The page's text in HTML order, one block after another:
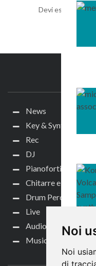
Noi
Noi
di
Devi essere
News
Key & Synth
Rec
DJ
Pianoforti e
Chitarre e bassi
Drum Perc
Live
Audio per video
Music Life